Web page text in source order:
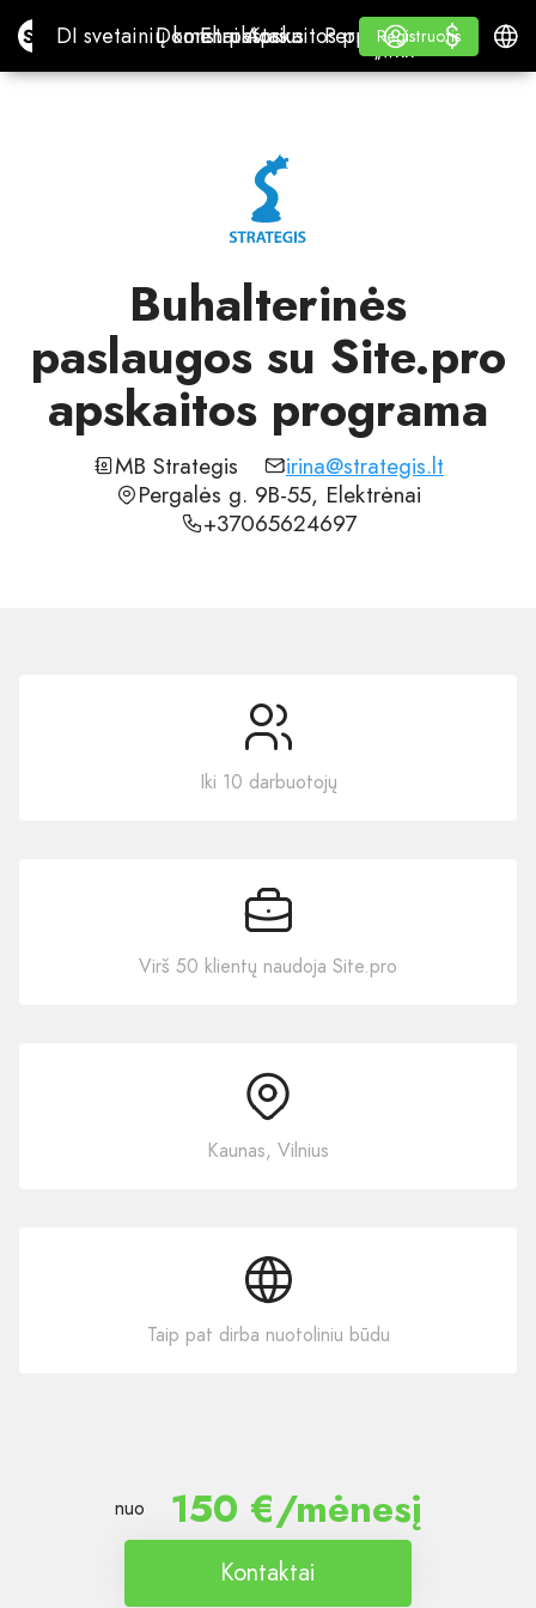
Site.proDI svetainių konstruktorius
DI svetainių konstruktorius
Domenai
DomenaiEl. paštas
El. paštasApskaitos programa
Apskaitos programa
Perpardavėjams
„WHITE LABEL“
Mokymasis
Mokymasis
Registruotis
Registruotis
Prisijungti
$
$
Buhalterinės
paslaugos su Site.pro
apskaitos programa
MB Strategis
irina@strategis.lt
Pergalės g. 9B-55, Elektrėnai
+37065624697
Iki 10 darbuotojų
Virš 50 klientų naudoja Site.pro
Kaunas, Vilnius
Taip pat dirba nuotoliniu būdu
nuo 150 €/mėnesį
Kontaktai